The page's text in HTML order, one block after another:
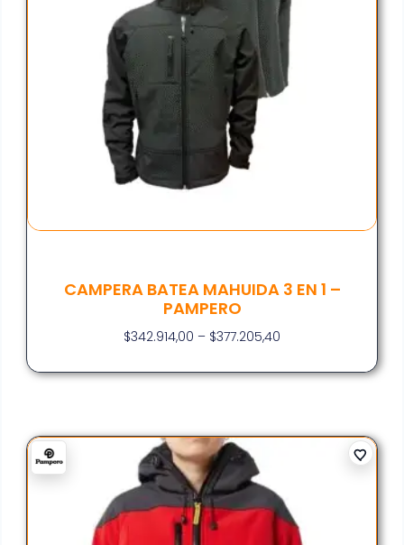
CAMPERA BATEA MAHUIDA 3 EN 1 –
PAMPERO
$342.914,00 – $377.205,40